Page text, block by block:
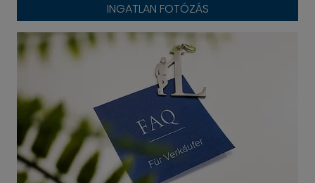
INGATLAN FOTÓZÁS